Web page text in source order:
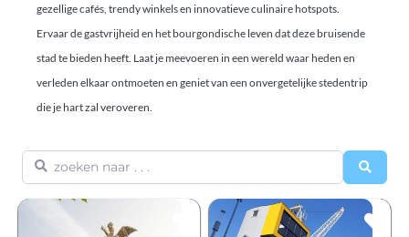
gezellige cafés, trendy winkels en innovatieve culinaire hotspots.
Ervaar de gastvrijheid en het bourgondische leven dat deze bruisende
stad te bieden heeft. Laat je meevoeren in een wereld waar heden en
verleden elkaar ontmoeten en geniet van een onvergetelijke stedentrip
die je hart zal veroveren.
zoeken naar . . .
Favorite